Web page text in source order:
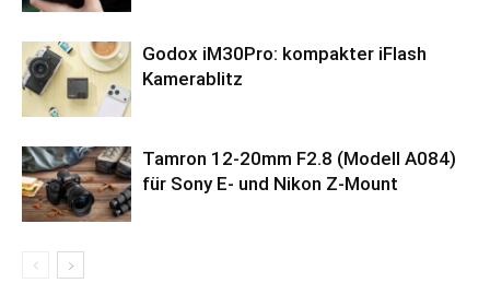
Godox iM30Pro: kompakter iFlash
Kamerablitz
Tamron 12-20mm F2.8 (Modell A084)
für Sony E- und Nikon Z-Mount